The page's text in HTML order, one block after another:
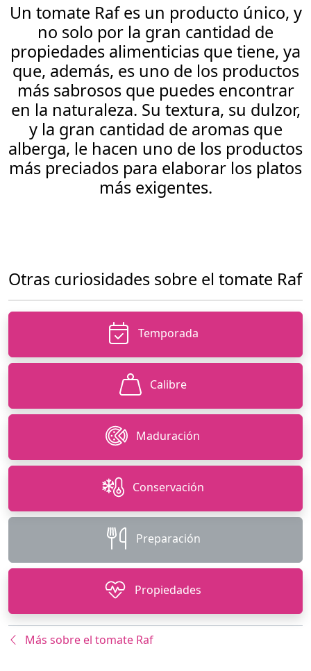
Un tomate Raf es un producto único, y
no solo por la gran cantidad de
propiedades alimenticias que tiene, ya
que, además, es uno de los productos
más sabrosos que puedes encontrar
en la naturaleza. Su textura, su dulzor,
y la gran cantidad de aromas que
alberga, le hacen uno de los productos
más preciados para elaborar los platos
más exigentes.
Otras curiosidades sobre el tomate Raf
Temporada
Calibre
Maduración
Conservación
Preparación
Propiedades
Más sobre el tomate Raf